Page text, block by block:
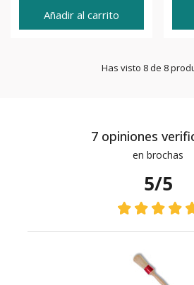
Añadir al carrito
Has visto 8 de 8
7 opiniones
en brochas
5/5